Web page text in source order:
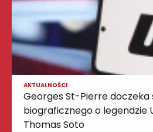
AKTUALNOŚCI
Georges St-Pierre doczeka
biograficznego o legendzie
Thomas Soto